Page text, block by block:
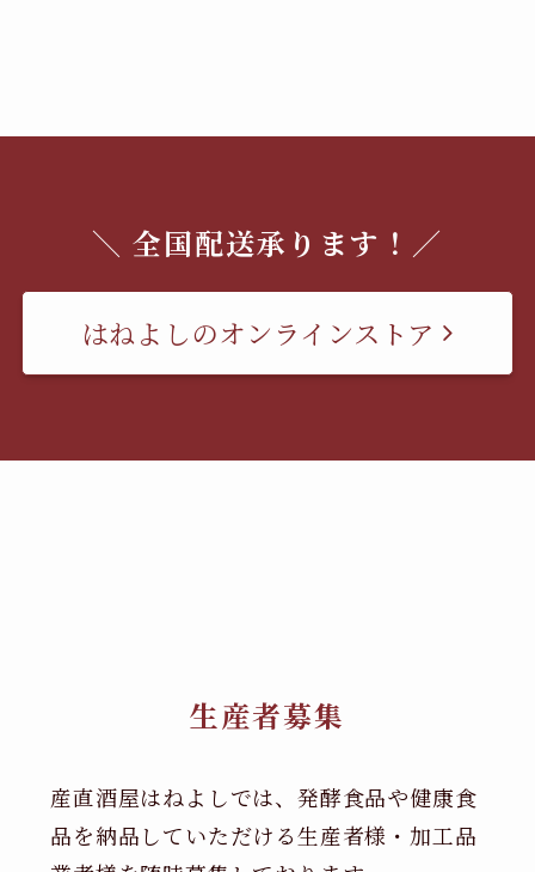
＼ 全国配送承ります！／
はねよしのオンラインストア
生産者募集
産直酒屋はねよしでは、発酵食品や健康食
品を納品していただける生産者様・加工品